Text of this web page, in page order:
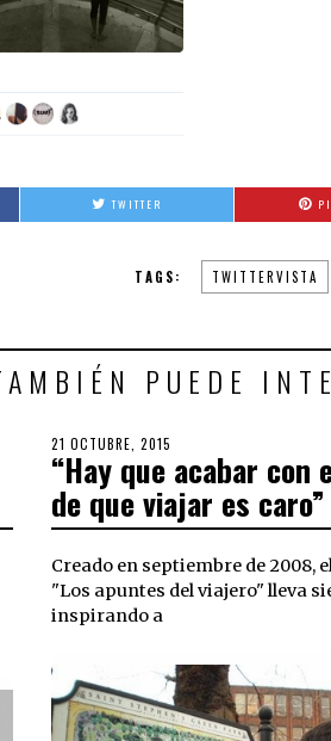
TWITTER
TAGS: TWITTERVISTA
PUEDE
POSTED
ON
21 OCTUBRE, 2015
OCTUBRE,
2018
“Hay que acabar con
de que viajar es caro”
Creado en septiembre de 2008,
"Los apuntes del viajero" lleva
inspirando a